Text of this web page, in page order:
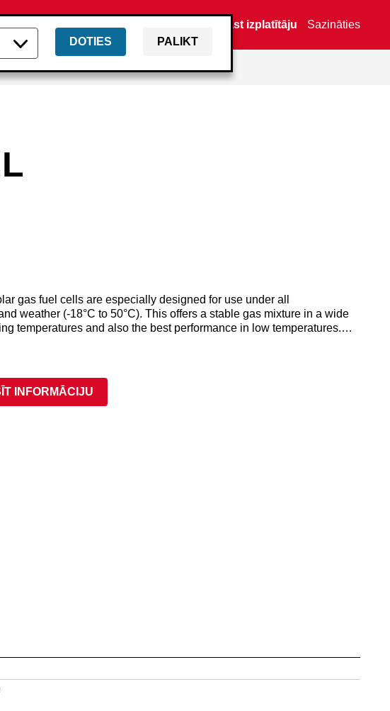
DOTIES PALIKT
Atrast izplatītāju Sazināties
gas fuel cells are especially designed for use under all
weather (-18°C to 50°C). This offers a stable gas mixture in a wide
temperatures and also the best performance in low temperatures.
a long shelf life and will keep their optimum performance 24 months
They come with the metering valve mounted and a protection of the tip.
INFORMĀCIJU